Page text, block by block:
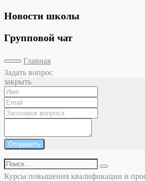
Новости школы
Групповой чат
Главная
Задать вопрос
закрыть
Отправить
Курсы повышения квалификации и